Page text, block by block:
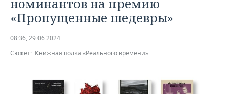
ТАТАРСТАН
АНАЛИТИКА
ДЕКЛАРАЦИИ О ДОХОДАХ
КОРОЛИ ГОСЗАКАЗА ПФО
НОВОСТИ ЭКОНОМИКИ
ФИНАНСЫ
ПРОМЫШЛЕННОСТЬ
НОВОСТИ
ПРОМЫШЛЕННОСТИ
НЕДВИЖИМОСТЬ
«Пропущенные шедевры»
08:36, 29.06.2024
Сюжет: Книжная полка «Реального времени»